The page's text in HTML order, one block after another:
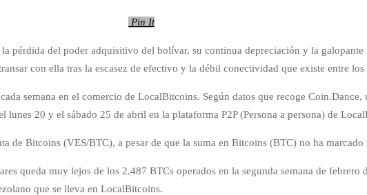
Pin It
pérdida del poder adquisitivo del bolívar, su continua depreciación y la
con ella tras la escasez de efectivo y la débil conectividad que existe entre
semana en el comercio de LocalBitcoins. Según datos que recoge
20 y el sábado 25 de abril en la plataforma P2P (Persona a persona) de
de Bitcoins (VES/BTC), a pesar de que la suma en Bitcoins (BTC) no ha marcado
queda muy lejos de los 2.487 BTCs operados en la segunda semana de
que se lleva en LocalBitcoins.